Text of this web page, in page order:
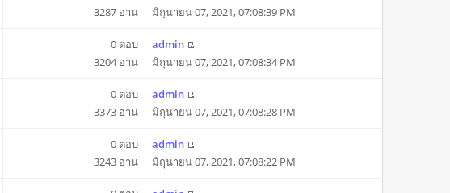
3287 อ่าน
มิถุนายน 07, 2021, 07:08:39 PM
0 ตอบ
3204 อ่าน
admin
มิถุนายน 07, 2021, 07:08:34 PM
0 ตอบ
3373 อ่าน
admin
มิถุนายน 07, 2021, 07:08:28 PM
0 ตอบ
3243 อ่าน
admin
มิถุนายน 07, 2021, 07:08:22 PM